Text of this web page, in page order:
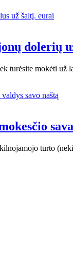
dolerių
turėsite mokėti
turto